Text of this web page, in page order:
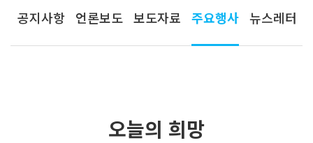
공지사항 언론보도 보도자료 주요행사 뉴스레터
오늘의 희망